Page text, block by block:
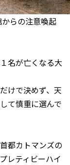
らの注意喚起
名が亡くなる大
けで決めず、天
て慎重に選んで
都カトマンズの
レティビーハイ